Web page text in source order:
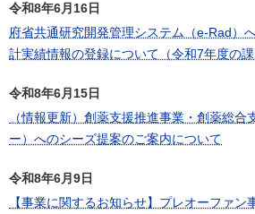
令和8年6月16日
府省共通研究開発管理システム（e-Rad）
計実績情報の登録について（令和7年度の課
令和8年6月15日
（情報更新）創薬支援推進事業・創薬総合
ー）へのシーズ提案のご案内について
令和8年6月9日
【事業に関するお知らせ】プレオーファン